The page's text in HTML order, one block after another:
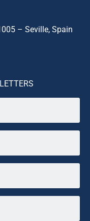
– Seville, Spain